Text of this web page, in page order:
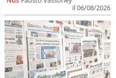
il 06/08/2026